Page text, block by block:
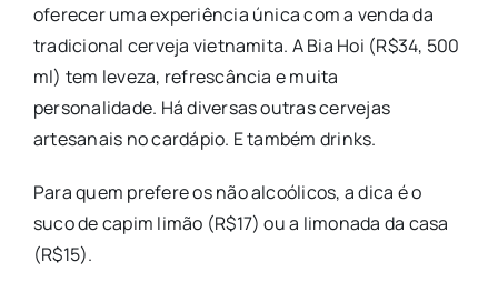
oferecer uma experiência única com a venda da
tradicional cerveja vietnamita. A Bia Hoi (R$34, 500
ml) tem leveza, refrescância e muita
personalidade. Há diversas outras cervejas
artesanais no cardápio. E também drinks.
Para quem prefere os não alcoólicos, a dica é o
suco de capim limão (R$17) ou a limonada da casa
(R$15).